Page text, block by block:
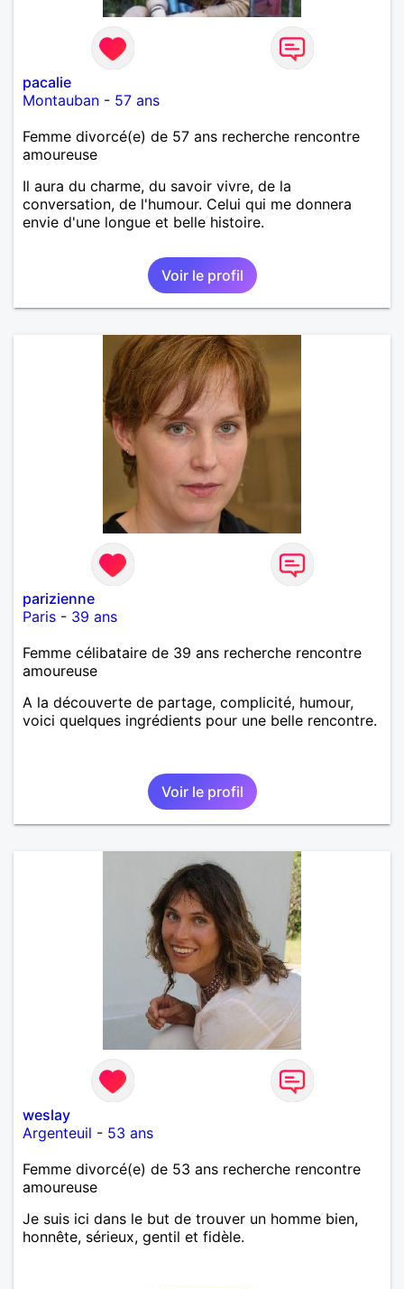
pacalie
Montauban - 57 ans
Femme divorcé(e) de 57 ans recherche rencontre
amoureuse
Il aura du charme, du savoir vivre, de la
conversation, de l'humour. Celui qui me donnera
envie d'une longue et belle histoire.
Voir le profil
parizienne
Paris - 39 ans
Femme célibataire de 39 ans recherche rencontre
amoureuse
A la découverte de partage, complicité, humour,
voici quelques ingrédients pour une belle rencontre.
Voir le profil
weslay
Argenteuil - 53 ans
Femme divorcé(e) de 53 ans recherche rencontre
amoureuse
Je suis ici dans le but de trouver un homme bien,
honnête, sérieux, gentil et fidèle.